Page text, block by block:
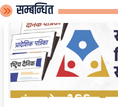
सम्बन्धित